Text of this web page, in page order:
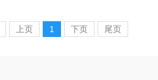
上页 1 下页 尾页